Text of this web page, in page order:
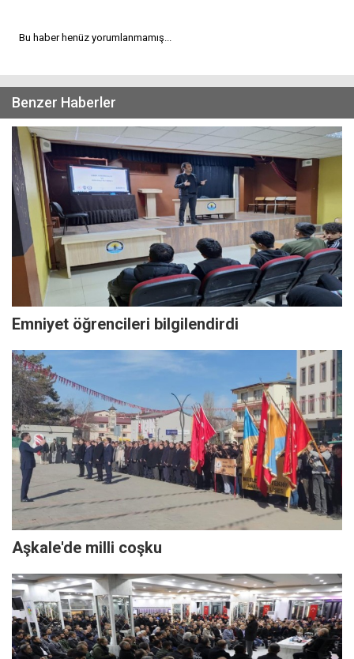
Bu haber henüz yorumlanmamış...
Benzer Haberler
Emniyet öğrencileri bilgilendirdi
Aşkale'de milli coşku